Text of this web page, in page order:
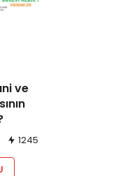
ve
1245